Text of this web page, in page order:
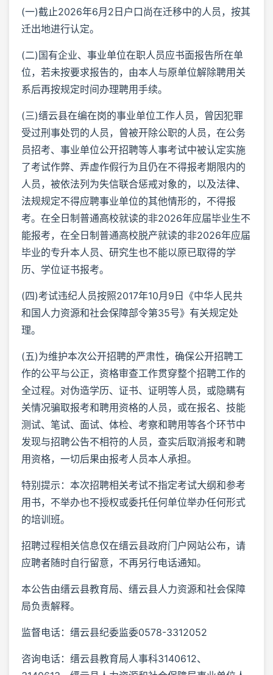
(一)截止2026年6月2日户口尚在迁移中的人员，按其
迁出地进行认定。
(二)国有企业、事业单位在职人员应书面报告所在单
位，若未按要求报告的，由本人与原单位解除聘用关
系后再按规定时间办理聘用手续。
(三)缙云县在编在岗的事业单位工作人员，曾因犯罪
受过刑事处罚的人员，曾被开除公职的人员，在公务
员招考、事业单位公开招聘等人事考试中被认定实施
了考试作弊、弄虚作假行为且仍在不得报考期限内的
人员，被依法列为失信联合惩戒对象的，以及法律、
法规规定不得应聘事业单位的其他情形的，不得报
考。在全日制普通高校就读的非2026年应届毕业生不
能报考，在全日制普通高校脱产就读的非2026年应届
毕业的专升本人员、研究生也不能以原已取得的学
历、学位证书报考。
(四)考试违纪人员按照2017年10月9日《中华人民共
和国人力资源和社会保障部令第35号》有关规定处
理。
(五)为维护本次公开招聘的严肃性，确保公开招聘工
作的公平与公正，资格审查工作贯穿整个招聘工作的
全过程。对伪造学历、证书、证明等人员，或隐瞒有
关情况骗取报考和聘用资格的人员，或在报名、技能
测试、笔试、面试、体检、考察和聘用等各个环节中
发现与招聘公告不相符的人员，查实后取消报考和聘
用资格，一切后果由报考人员本人承担。
特别提示：本次招聘相关考试不指定考试大纲和参考
用书，不举办也不授权或委托任何单位举办任何形式
的培训班。
招聘过程相关信息仅在缙云县政府门户网站公布，请
应聘者随时自行留意，不再另行电话通知。
本公告由缙云县教育局、缙云县人力资源和社会保障
局负责解释。
监督电话：缙云县纪委监委0578-3312052
咨询电话：缙云县教育局人事科3140612、